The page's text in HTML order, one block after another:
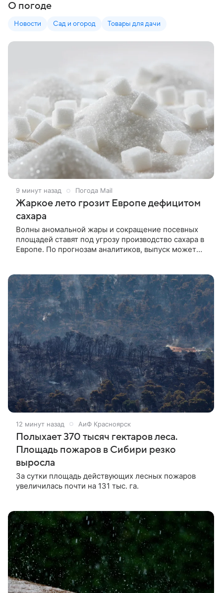
О погоде
Новости Сад и огород Товары для дачи
9 минут назад Погода Mail
Жаркое лето грозит Европе дефицитом
сахара
Волны аномальной жары и сокращение посевных
площадей ставят под угрозу производство сахара в
Европе. По прогнозам аналитиков, выпуск может
12 минут назад АиФ Красноярск
Полыхает 370 тысяч гектаров леса.
Площадь пожаров в Сибири резко
выросла
За сутки площадь действующих лесных пожаров
увеличилась почти на 131 тыс. га.